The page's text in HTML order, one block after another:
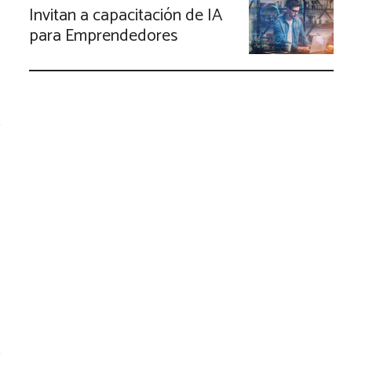
Invitan a capacitación de IA
para Emprendedores